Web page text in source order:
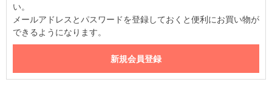
い。
メールアドレスとパスワードを登録しておくと便利にお買い物が
できるようになります。